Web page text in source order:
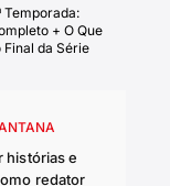
Temporada:
+ O Que
Final da Série
histórias e
redator